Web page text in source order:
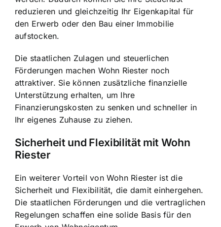
reduzieren und gleichzeitig Ihr Eigenkapital für
den Erwerb oder den Bau einer Immobilie
aufstocken.
Die staatlichen Zulagen und steuerlichen
Förderungen machen Wohn Riester noch
attraktiver. Sie können zusätzliche finanzielle
Unterstützung erhalten, um Ihre
Finanzierungskosten zu senken und schneller in
Ihr eigenes Zuhause zu ziehen.
Sicherheit und Flexibilität mit Wohn
Riester
Ein weiterer Vorteil von Wohn Riester ist die
Sicherheit und Flexibilität, die damit einhergehen.
Die staatlichen Förderungen und die vertraglichen
Regelungen schaffen eine solide Basis für den